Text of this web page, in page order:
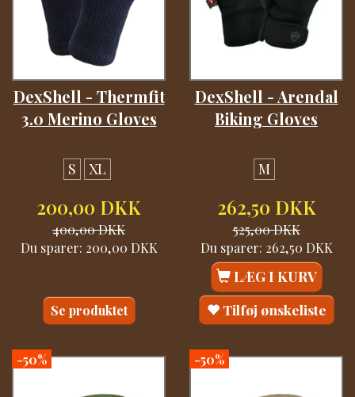
DexShell - Thermfit
3.0 Merino Gloves
S XL
200,00 DKK
400,00 DKK
Du sparer: 200,00 DKK
Se produktet
DexShell - Arendal
Biking Gloves
M
262,50 DKK
525,00 DKK
Du sparer: 262,50 DKK
LÆG I KURV
Tilføj ønskeliste
-50% -50%